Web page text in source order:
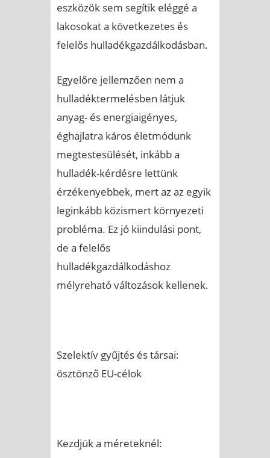
eszközök sem segítik eléggé a
lakosokat a következetes és
felelős hulladékgazdálkodásban.
Egyelőre jellemzően nem a
hulladéktermelésben látjuk
anyag- és energiaigényes,
éghajlatra káros életmódunk
megtestesülését, inkább a
hulladék-kérdésre lettünk
érzékenyebbek, mert az az egyik
leginkább közismert környezeti
probléma. Ez jó kiindulási pont,
de a felelős
hulladékgazdálkodáshoz
mélyreható változások kellenek.
Szelektív gyűjtés és társai:
ösztönző EU-célok
Kezdjük a méreteknél: